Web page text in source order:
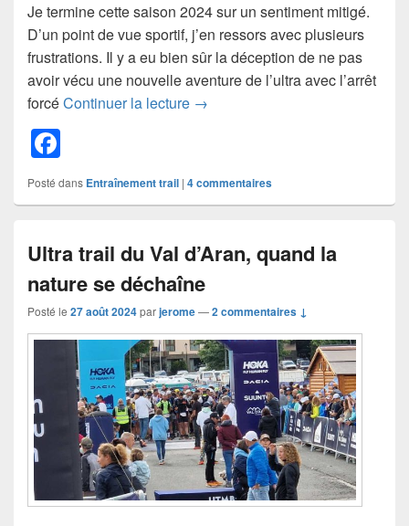
Je termine cette saison 2024 sur un sentiment mitigé.
D’un point de vue sportif, j’en ressors avec plusieurs
frustrations. Il y a eu bien sûr la déception de ne pas
avoir vécu une nouvelle aventure de l’ultra avec l’arrêt
forcéContinuer la lecture Traileurs, gare à la charge
→
a
c
b
o
o
k
Posté dans Entraînement trail | 4commentaires
Ultra trail du Val d’Aran, quand la
nature se déchaîne
Posté le 27 août 2024parjerome—2 commentaires ↓